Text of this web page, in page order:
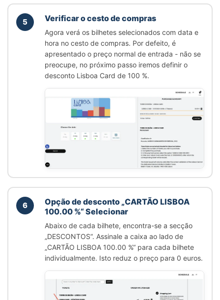
5 Verificar o cesto de compras
Agora verá os bilhetes selecionados com data e
hora no cesto de compras. Por defeito, é
apresentado o preço normal de entrada - não se
preocupe, no próximo passo iremos definir o
desconto Lisboa Card de 100 %.
6 Opção de desconto „CARTÃO LISBOA
100.00 %“Selecionar
Abaixo de cada bilhete, encontra-se a secção
„DESCONTOS“. Assinale a caixa ao lado de
„CARTÃO LISBOA 100.00 %“para cada bilhete
individualmente. Isto reduz o preço para 0 euros.